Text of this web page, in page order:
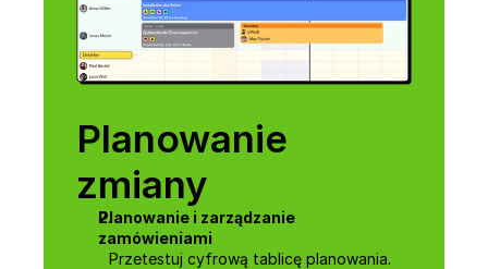
Planowanie
zmiany
Planowanie i zarządzanie
zamówieniami
Przetestuj cyfrową tablicę planowania.